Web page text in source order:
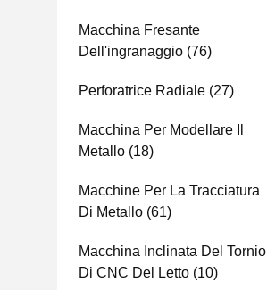
Macchina Fresante
Dell'ingranaggio (76)
Perforatrice Radiale (27)
Macchina Per Modellare Il
Metallo (18)
Macchine Per La Tracciatura
Di Metallo (61)
Macchina Inclinata Del Tornio
Di CNC Del Letto (10)